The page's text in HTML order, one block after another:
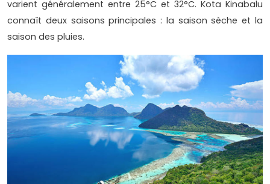
varient généralement entre 25°C et 32°C. Kota Kinabalu
connaît deux saisons principales : la saison sèche et la
saison des pluies.